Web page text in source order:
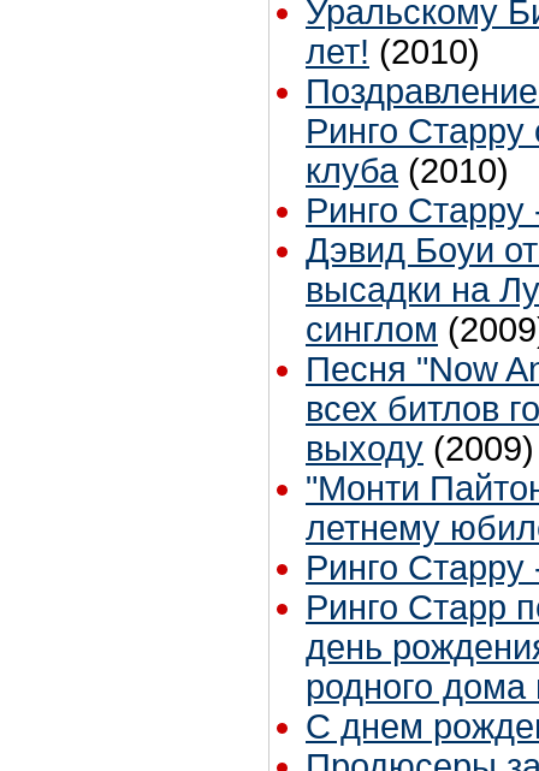
Уральскому
лет! (2010)
Ринго Старру
клуба (2010)
Ринго Старру
Дэвид Боуи
высадки на
синглом
Песня "Now
всех битлов
выходу (2009)
"Монти
летнему
Ринго Старру
Ринго Старр
день
родного дома
С днем